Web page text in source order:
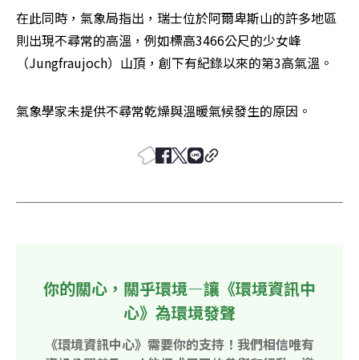
在此同時，氣象局指出，瑞士位於阿爾卑斯山的許多地區
則出現不尋常的高溫，例如標高3466公尺的少女峰
（Jungfraujoch）山頂，創下有紀錄以來的第3高氣溫。
氣象學家未提供不尋常乾燥與溫暖氣候發生的原因。
你的關心，關乎環境—讓《環境資訊中
心》為環境發聲
《環境資訊中心》需要你的支持！我們相信唯有